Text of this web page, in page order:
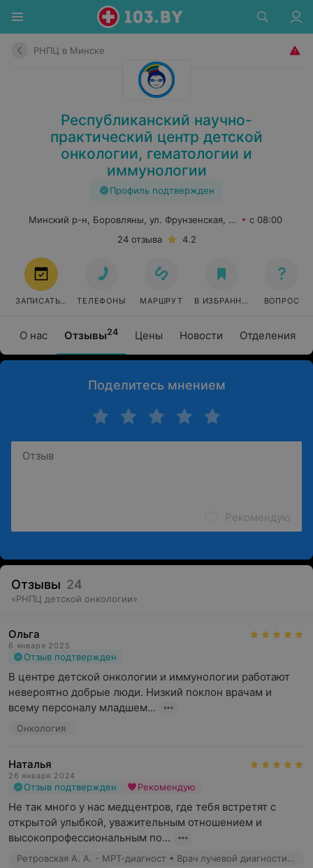
РНПЦ в Минске
Республиканский научно-
практический центр детской
онкологии, гематологии и
иммунологии
Профиль подтвержден
О нас Отзывы24 Цены Новости Отделения
Минский р-н, Боровляны, ул. Фрунзенская, 43
с 08:00
24 отзыва
4.2
ЗАПИСАТЬСЯ ТЕЛЕФОНЫ МАРШРУТ В ИЗБРАННОЕ ВОПРОС
Поделитесь мнением
Рекомендую
Отзывы 24
«РНПЦ детской онкологии»
Ольга
6 января 2025
Отзыв подтвержден
В центре детской онкологии и иммунологии работают
невероятно добрые люди. Низкий поклон врачам и
всему персоналу младшем...
Онкология
Наталья
26 января 2024
Отзыв подтвержден Рекомендую
Не так много у нас медцентров, где тебя встретят с
открытой улыбкой, уважительным отношением и
высокопрофессиональным по...
Ретровская А. А. - МРТ-диагност • Врач лучевой диагностики